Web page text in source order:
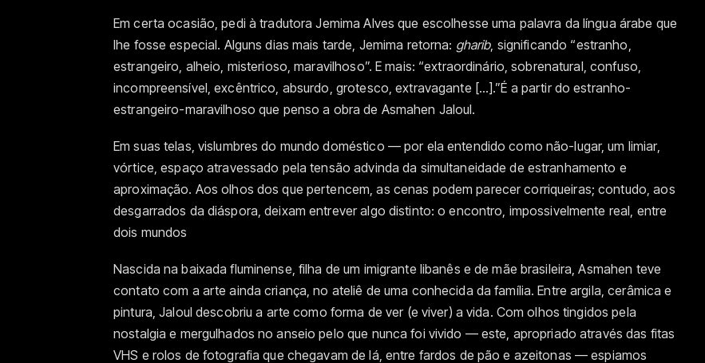
Em certa ocasião, pedi à tradutora Jemima Alves que escolhesse uma palavra da língua árabe que
lhe fosse especial. Alguns dias mais tarde, Jemima retorna: gharib, significando “estranho,
estrangeiro, alheio, misterioso, maravilhoso”. E mais: “extraordinário, sobrenatural, confuso,
incompreensível, excêntrico, absurdo, grotesco, extravagante […].”É a partir do estranho-
estrangeiro-maravilhoso que penso a obra de Asmahen Jaloul.
Em suas telas, vislumbres do mundo doméstico — por ela entendido como não-lugar, um limiar,
vórtice, espaço atravessado pela tensão advinda da simultaneidade de estranhamento e
aproximação. Aos olhos dos que pertencem, as cenas podem parecer corriqueiras; contudo, aos
desgarrados da diáspora, deixam entrever algo distinto: o encontro, impossivelmente real, entre
dois mundos
Nascida na baixada fluminense, filha de um imigrante libanês e de mãe brasileira, Asmahen teve
contato com a arte ainda criança, no ateliê de uma conhecida da família. Entre argila, cerâmica e
pintura, Jaloul descobriu a arte como forma de ver (e viver) a vida. Com olhos tingidos pela
nostalgia e mergulhados no anseio pelo que nunca foi vivido — este, apropriado através das fitas
VHS e rolos de fotografia que chegavam de lá, entre fardos de pão e azeitonas — espiamos